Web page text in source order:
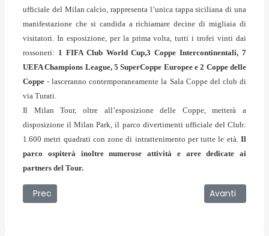
ufficiale del Milan calcio, rappresenta l’unica tappa siciliana di una
manifestazione che si candida a richiamare decine di migliaia di
visitatori. In esposizione, per la prima volta, tutti i trofei vinti dai
rossoneri: 1 FIFA Club World Cup,3 Coppe Intercontinentali, 7
UEFA Champions League, 5 SuperCoppe Europee e 2 Coppe delle
Coppe - lasceranno contemporaneamente la Sala Coppe del club di
via Turati.
Il Milan Tour, oltre all’esposizione delle Coppe, metterà a
disposizione il Milan Park, il parco divertimenti ufficiale del Club:
1.600 metri quadrati con zone di intrattenimento per tutte le età. Il
parco ospiterà inoltre numerose attività e aree dedicate ai
partners del Tour.
Articolo precedente: 21/07/2008 - Giuseppe Leonardo è
Prec Articolo
Avanti